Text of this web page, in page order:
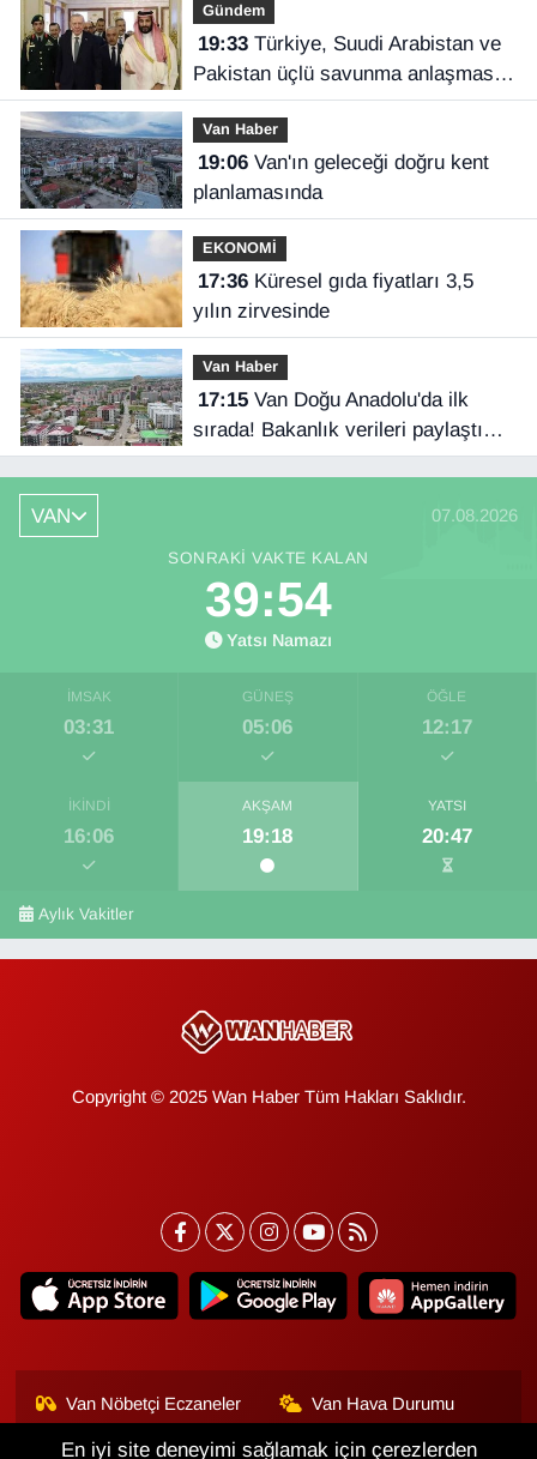
Gündem
19:33Türkiye, Suudi Arabistan ve
Pakistan üçlü savunma anlaşması
imzaladı
Van Haber
19:06Van'ın geleceği doğru kent
planlamasında
EKONOMİ
17:36Küresel gıda fiyatları 3,5
yılın zirvesinde
Van Haber
17:15Van Doğu Anadolu'da ilk
sırada! Bakanlık verileri paylaştı…
VAN 07.08.2026
SONRAKI VAKTE KALAN
39:53
Yatsı Namazı
İMSAK
03:31
GÜNEŞ
05:06
ÖĞLE
12:17
İKINDI
16:06
AKŞAM
19:18
YATSI
20:47
Aylık Vakitler
Copyright © 2025 Wan Haber Tüm Hakları Saklıdır.
Van Nöbetçi Eczaneler Van Hava Durumu
Van Namaz Vakitleri Van Trafik Yoğunluk
En iyi site deneyimi sağlamak için çerezlerden